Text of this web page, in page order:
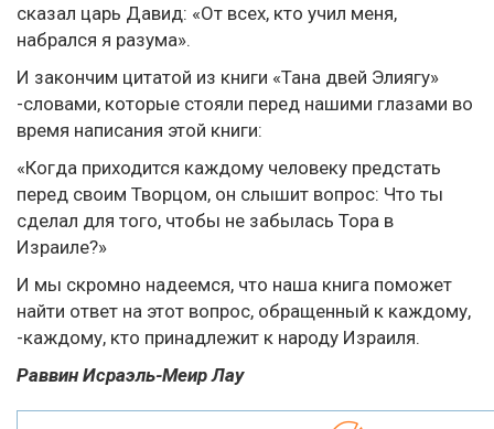
сказал царь Давид: «От всех, кто учил меня,
набрался я разума».
И закончим цитатой из книги «Тана двей Элиягу»
-словами, которые стояли перед нашими глазами во
время написания этой книги:
«Когда приходится каждому человеку предстать
перед своим Творцом, он слышит вопрос: Что ты
сделал для того, чтобы не забылась Тора в
Израиле?»
И мы скромно надеемся, что наша книга поможет
найти ответ на этот вопрос, обращенный к каждому,
-каждому, кто принадлежит к народу Израиля.
Раввин Исраэль-Меир Лау